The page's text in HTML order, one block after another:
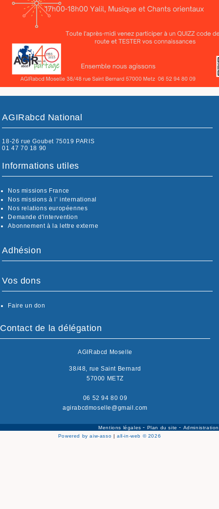
AGIRabcd National
18-26 rue Goubet 75019 PARIS
01 47 70 18 90
Informations utiles
Nos missions France
Nos missions à l’ international
Nos relations européennes
Demande d'intervention
Abonnement à la lettre externe
Adhésion
Vos dons
Faire un don
Contact de la délégation
AGIRabcd Moselle
38/48, rue Saint Bernard
57000 METZ
06 52 94 80 09
agirabcdmoselle@gmail.com
Mentions légales- Plan du site- Administration
Powered by aiw-asso | all-in-web © 2026